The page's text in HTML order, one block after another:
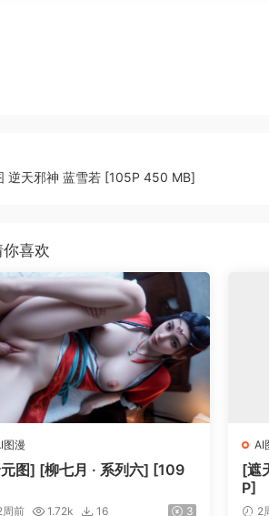
逆天邪神 蓝雪若 [105P 450 MB]
你喜欢
图漫
图] [柳七月 · 系列六] [109
周前 1.72k 16 3
AI
[遮
P]
2